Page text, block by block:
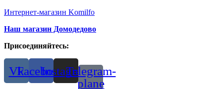
Интернет-магазин Komilfo
Наш магазин Домодедово
Присоединяйтесь:
VkFacebookInstagramTelegram-
plane